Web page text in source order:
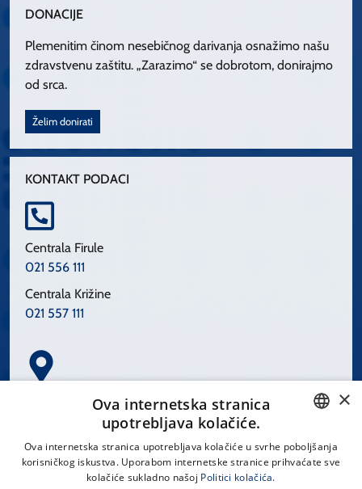
DONACIJE
Plemenitim činom nesebičnog darivanja osnažimo našu
zdravstvenu zaštitu. „Zarazimo“ se dobrotom, donirajmo
od srca.
Želim donirati
KONTAKT PODACI
Centrala Firule
021 556 111
Centrala Križine
021 557 111
Spinčićeva 1, 21000 Split
CROATIAN
×
Ova internetska stranica
upotrebljava kolačiće.
Ova internetska stranica upotrebljava kolačiće u svrhe poboljšanja
korisničkog iskustva. Uporabom internetske stranice prihvaćate sve
kolačiće sukladno našoj Politici kolačića.